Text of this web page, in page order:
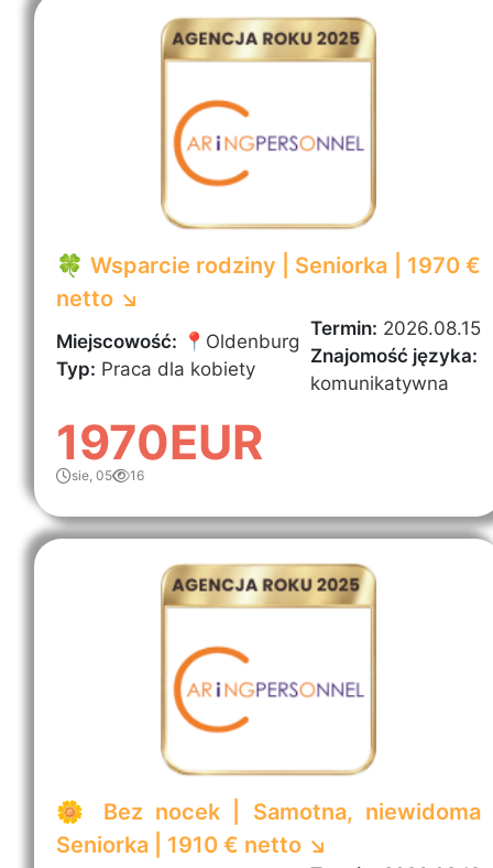
🍀 Wsparcie rodziny | Seniorka | 1970 €
netto ↘️
Miejscowość: 📍Oldenburg
Typ: Praca dla kobiety
Termin: 2026.08.15
Znajomość języka:
komunikatywna
1970EUR
sie, 05 16
🌼 Bez nocek | Samotna, niewidoma
Seniorka | 1910 € netto ↘️